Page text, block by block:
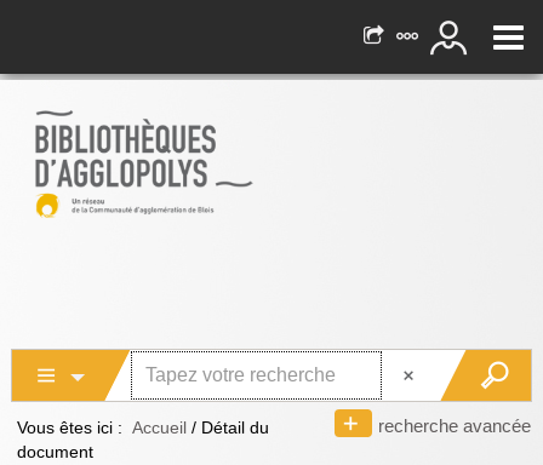
recherche avancée
Vous êtes ici : Accueil / Détail du
document